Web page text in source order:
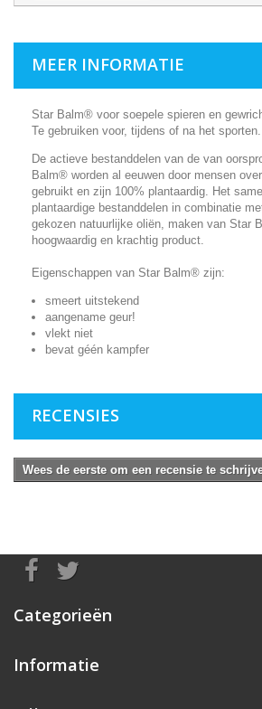
MEER INFORMATIE
Star Balm® voor soepele spieren en
Te gebruiken voor, tijdens of na het sporten.
De actieve bestanddelen van de van
Balm® worden al eeuwen door mensen
gebruikt en zijn 100% plantaardig. Het
plantaardige bestanddelen in combinatie
gekozen natuurlijke oliën, maken van Star
hoogwaardig en krachtig product.
Eigenschappen van Star Balm® zijn:
smeert uitstekend
aangename geur!
vlekt niet
bevat géén kampfer
RECENSIES
Wees de eerste om een recensie te
Categorieën
Informatie